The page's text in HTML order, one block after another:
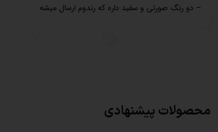
– دو رنگ صورتی و سفید داره که رندوم ارسال میشه
محصولات پیشنهادی